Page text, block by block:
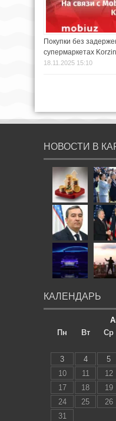
Покупки без
супермаркетах
18.11.2025 15:10
НОВОСТИ В
КАЛЕНДАРЬ
Пн
Вт Ср
3
4 5
10
11 12
17
18 19
24
25 26
31